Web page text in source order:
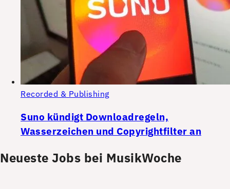
Recorded & Publishing
Suno kündigt Downloadregeln,
Wasserzeichen und Copyrightfilter an
Neueste Jobs bei MusikWoche